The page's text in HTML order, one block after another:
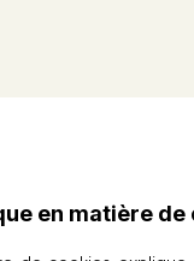
en matière de